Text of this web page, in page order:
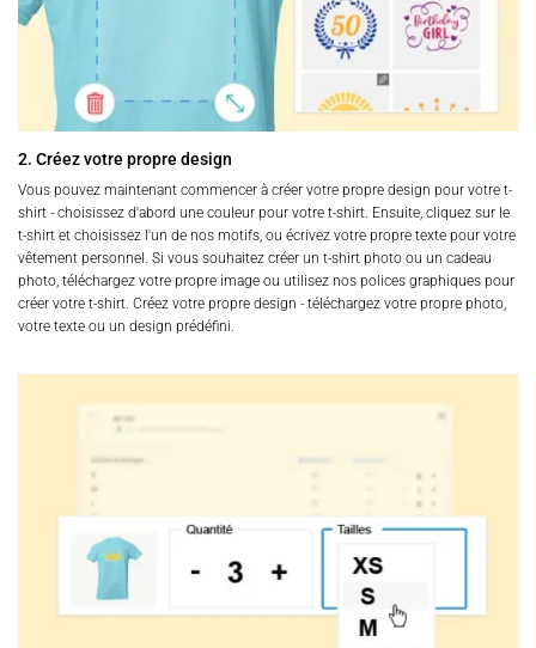
2. Créez votre propre design
Vous pouvez maintenant commencer à créer votre propre design pour votre t-
shirt - choisissez d'abord une couleur pour votre t-shirt. Ensuite, cliquez sur le
t-shirt et choisissez l'un de nos motifs, ou écrivez votre propre texte pour votre
vêtement personnel. Si vous souhaitez créer un t-shirt photo ou un cadeau
photo, téléchargez votre propre image ou utilisez nos polices graphiques pour
créer votre t-shirt. Créez votre propre design - téléchargez votre propre photo,
votre texte ou un design prédéfini.